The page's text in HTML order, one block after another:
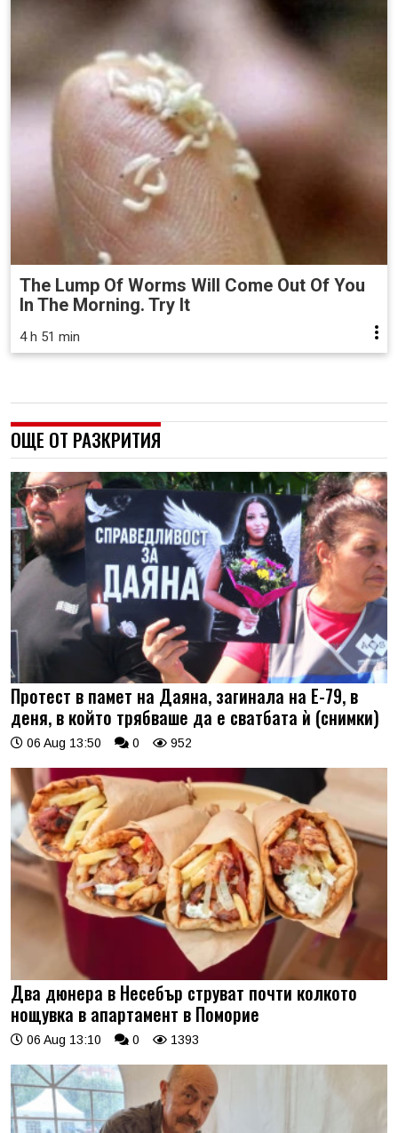
The Lump Of Worms Will Come Out Of You
In The Morning. Try It
4 h 51 min
ОЩЕ ОТ РАЗКРИТИЯ
Протест в памет на Даяна, загинала на Е-79, в
деня, в който трябваше да е сватбата ѝ (снимки)
06 Aug 13:50 0 952
Два дюнера в Несебър струват почти колкото
нощувка в апартамент в Поморие
06 Aug 13:10 0 1393